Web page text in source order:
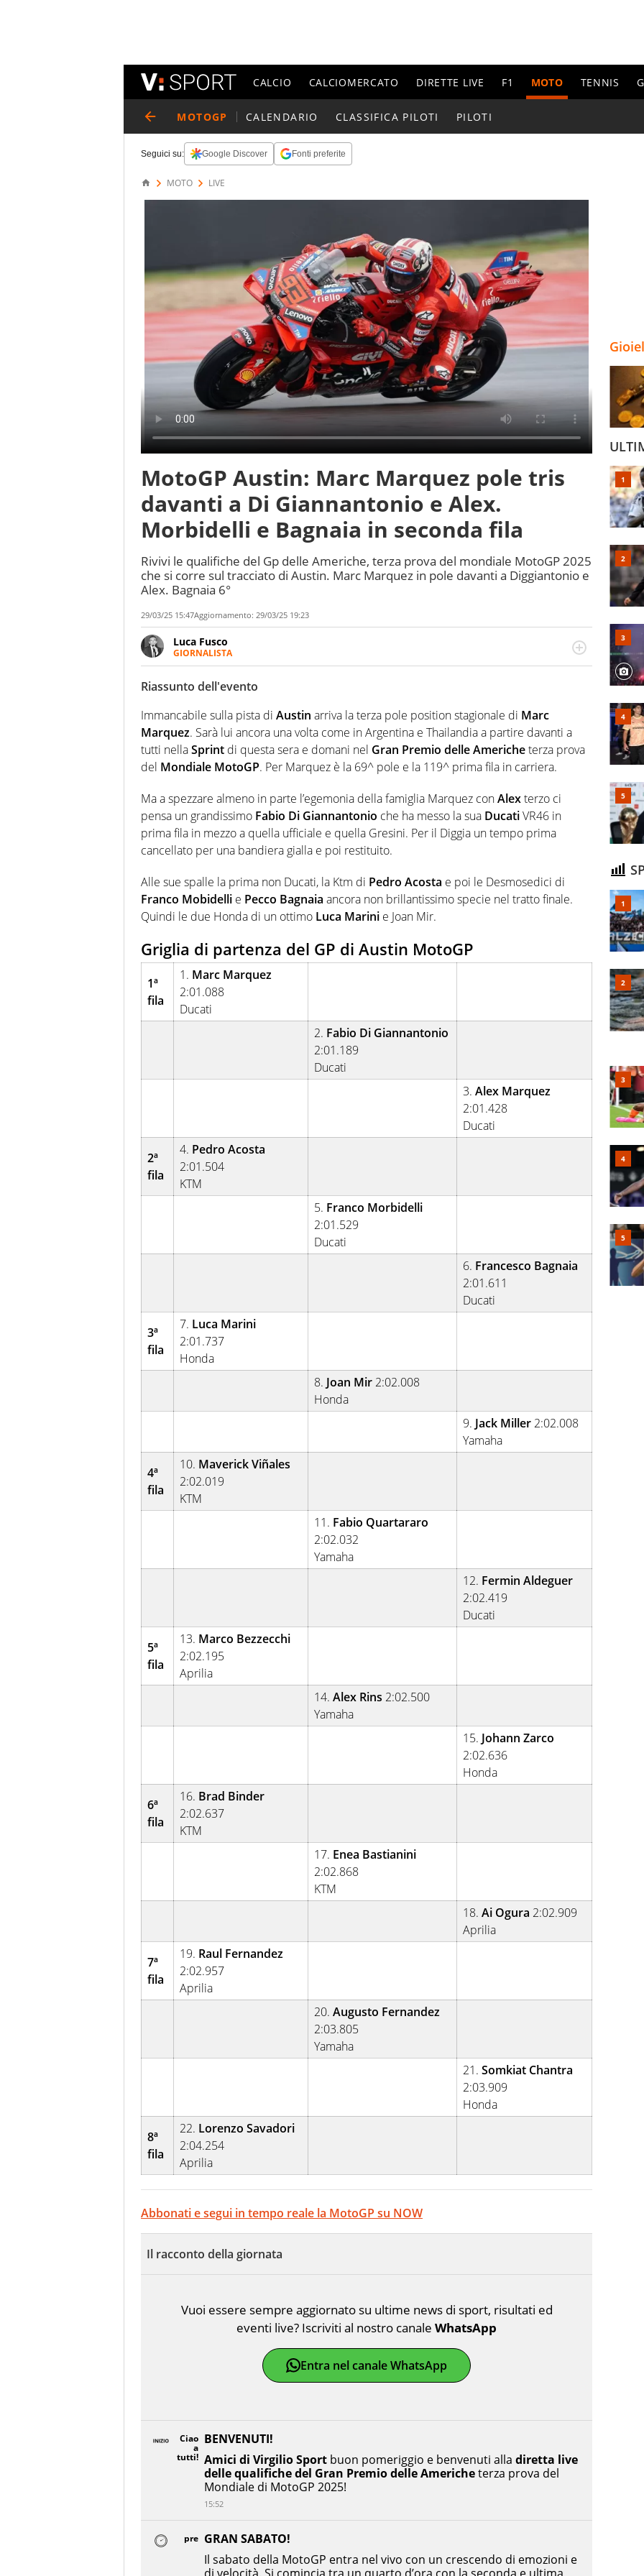
CALCIO CALCIOMERCATO DIRETTE LIVE F1 MOTO TENNIS
MOTOGP CALENDARIO CLASSIFICA PILOTI PILOTI
Seguici su: Google Discover Fonti preferite
MOTO LIVE
MotoGP Austin: Marc Marquez pole tris
davanti a Di Giannantonio e Alex.
Morbidelli e Bagnaia in seconda fila
Rivivi le qualifiche del Gp delle Americhe, terza prova del mondiale MotoGP 2025
che si corre sul tracciato di Austin. Marc Marquez in pole davanti a Diggiantonio e
Alex. Bagnaia 6°
29/03/25 15:47Aggiornamento: 29/03/25 19:23
Luca Fusco
GIORNALISTA
Giornalista multimediale. Quando si accendono i motori, lui sgasa, impenna, derapa. E
spesso e volentieri finisce sul podio
Riassunto dell'evento
Immancabile sulla pista di Austin arriva la terza pole position stagionale di Marc
Marquez. Sarà lui ancora una volta come in Argentina e Thailandia a partire davanti a
tutti nellaSprint di questa sera e domani nel Gran Premio delle Americheterza prova
del Mondiale MotoGP. Per Marquez è la 69^ pole e la 119^ prima fila in carriera.
Ma a spezzare almeno in parte l’egemonia della famiglia Marquez conAlexterzo ci
pensa un grandissimo Fabio Di Giannantonio che ha messo la sua DucatiVR46 in
prima fila in mezzo a quella ufficiale e quella Gresini. Per il Diggia un tempo prima
cancellato per una bandiera gialla e poi restituito.
Alle sue spalle la prima non Ducati, la Ktm di Pedro Acosta e poi le Desmosedici di
Franco Mobidelli e Pecco Bagnaia ancora non brillantissimo specie nel tratto finale.
Quindi le due Honda di un ottimo Luca Marini e Joan Mir.
Griglia di partenza del GP di Austin MotoGP
1ª
fila
1. Marc Marquez
2:01.088
Ducati
2. Fabio Di Giannantonio
2:01.189
Ducati
3. Alex Marquez
2:01.428
Ducati
2ª
fila
4. Pedro Acosta
2:01.504
KTM
5. Franco Morbidelli
2:01.529
Ducati
6. Francesco Bagnaia
2:01.611
Ducati
3ª
fila
7. Luca Marini
2:01.737
Honda
8. Joan Mir 2:02.008
Honda
9. Jack Miller 2:02.008
Yamaha
4ª
fila
10. Maverick Viñales
2:02.019
KTM
11. Fabio Quartararo
2:02.032
Yamaha
12. Fermin Aldeguer
2:02.419
Ducati
5ª
fila
13. Marco Bezzecchi
2:02.195
Aprilia
14. Alex Rins 2:02.500
Yamaha
15. Johann Zarco
2:02.636
Honda
6ª
fila
16. Brad Binder
2:02.637
KTM
17. Enea Bastianini
2:02.868
KTM
18. Ai Ogura 2:02.909
Aprilia
7ª
fila
19. Raul Fernandez
2:02.957
Aprilia
20. Augusto Fernandez
2:03.805
Yamaha
21. Somkiat Chantra
2:03.909
Honda
8ª
fila
22. Lorenzo Savadori
2:04.254
Aprilia
Abbonati e segui in tempo reale la MotoGP su NOW
Il racconto della giornata
pre GRAN SABATO!
Il sabato della MotoGP entra nel vivo con un crescendo di emozioni e
Ciao
a
tutti!
BENVENUTI!
Amici di Virgilio Sportbuon pomeriggio e benvenuti alla diretta live
delle qualifiche del Gran Premio delle Americheterza prova del
Mondiale di MotoGP 2025!
15:52
Vuoi essere sempre aggiornato su ultime news di sport, risultati ed
eventi live? Iscriviti al nostro canale WhatsApp
Entra nel canale WhatsApp